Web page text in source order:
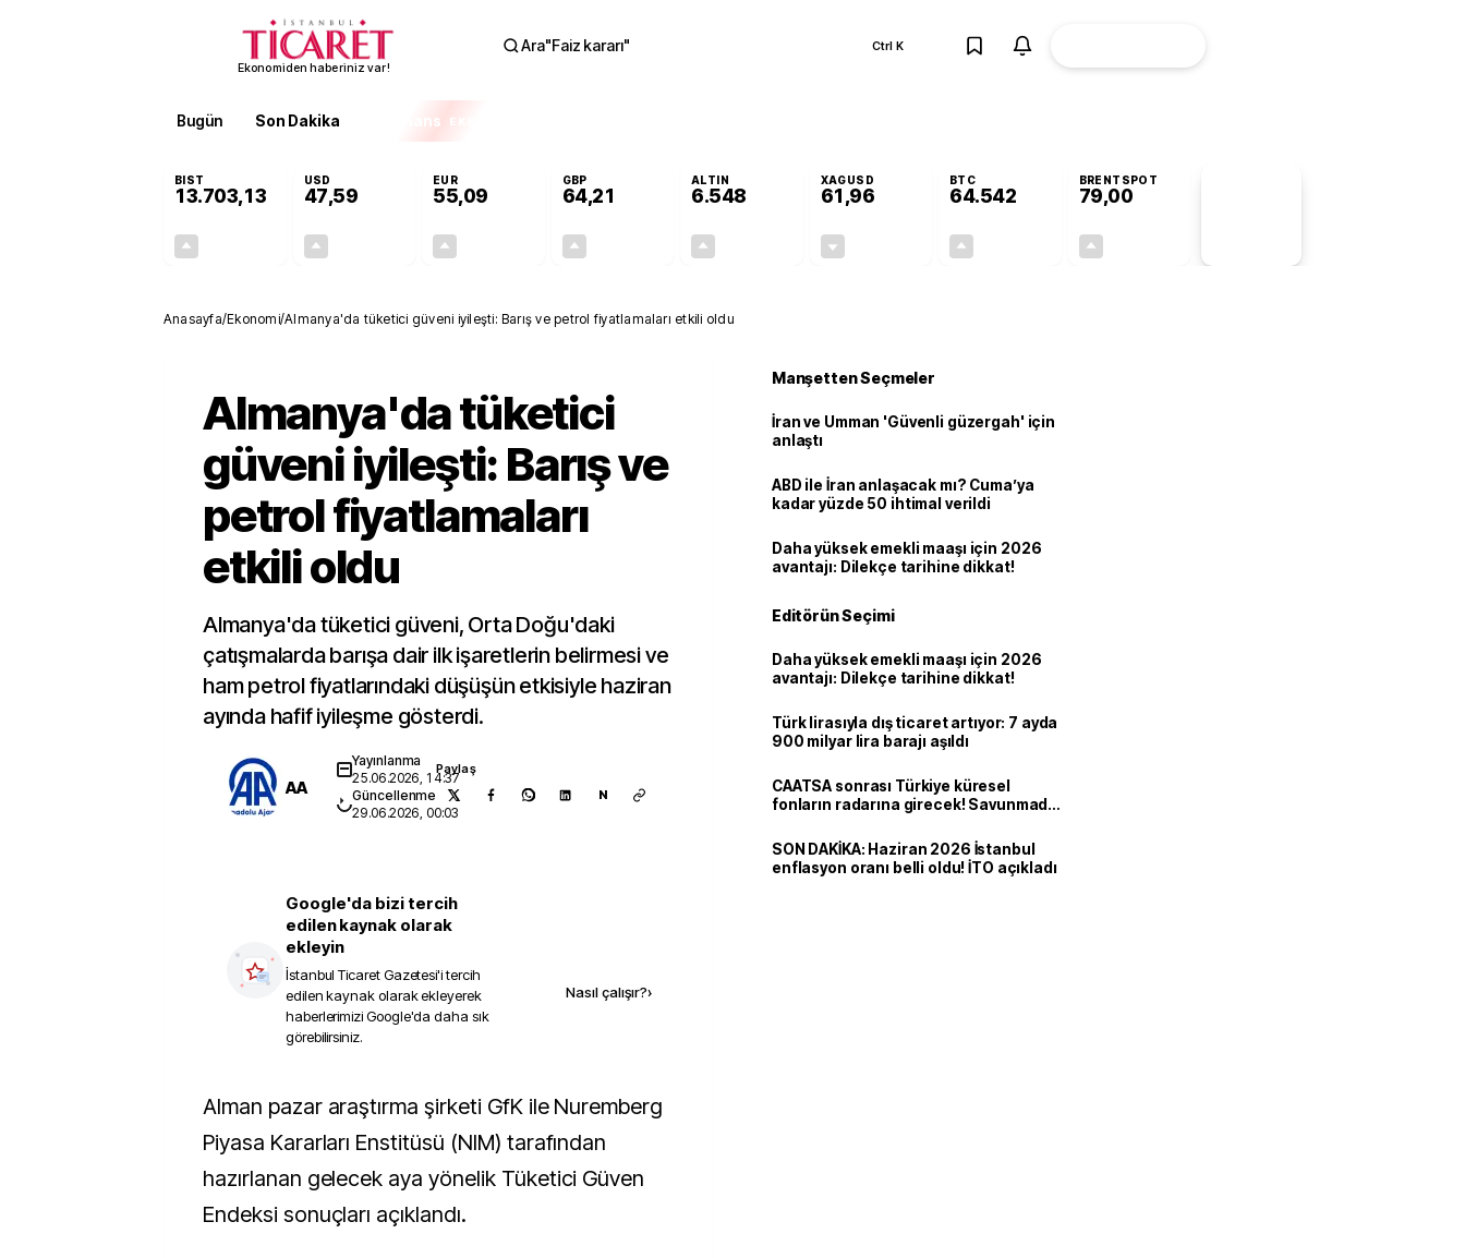
Ekonomiden haberiniz var!
Ara"Faiz kararı" Ctrl K
Bugün Son Dakika Finans EKSTRA
BIST
13.703,13
USD
47,59
EUR
55,09
GBP
64,21
ALTIN
6.548
XAGUSD
61,96
BTC
64.542
BRENTSPOT
79,00
Anasayfa/Ekonomi/Almanya'da tüketici güveni iyileşti: Barış ve petrol fiyatlamaları etkili oldu
Almanya'da tüketici
güveni iyileşti: Barış ve
petrol fiyatlamaları
etkili oldu
Almanya'da tüketici güveni, Orta Doğu'daki
çatışmalarda barışa dair ilk işaretlerin belirmesi ve
ham petrol fiyatlarındaki düşüşün etkisiyle haziran
ayında hafif iyileşme gösterdi.
AA
Yayınlanma
25.06.2026, 14:37
Güncellenme
29.06.2026, 00:03
Paylaş
N
Google'da bizi tercih
edilen kaynak olarak
ekleyin
İstanbul Ticaret Gazetesi'i tercih
edilen kaynak olarak ekleyerek
haberlerimizi Google'da daha sık
görebilirsiniz.
Nasıl çalışır?›
Alman pazar araştırma şirketi GfK ile Nuremberg
Piyasa Kararları Enstitüsü (NIM) tarafından
hazırlanan gelecek aya yönelik Tüketici Güven
Endeksi sonuçları açıklandı.
Manşetten Seçmeler
İran ve Umman 'Güvenli güzergah' için
anlaştı
ABD ile İran anlaşacak mı? Cuma’ya
kadar yüzde 50 ihtimal verildi
Daha yüksek emekli maaşı için 2026
avantajı: Dilekçe tarihine dikkat!
Editörün Seçimi
Daha yüksek emekli maaşı için 2026
avantajı: Dilekçe tarihine dikkat!
Türk lirasıyla dış ticaret artıyor: 7 ayda
900 milyar lira barajı aşıldı
CAATSA sonrası Türkiye küresel
fonların radarına girecek! Savunmadan
SON DAKİKA: Haziran 2026 İstanbul
enflasyon oranı belli oldu! İTO açıkladı